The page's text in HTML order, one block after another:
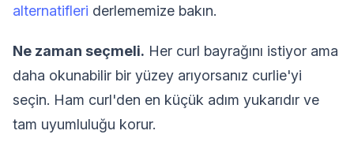
alternatifleri derlememize bakın.
Ne zaman seçmeli. Her curl bayrağını istiyor ama
daha okunabilir bir yüzey arıyorsanız curlie'yi
seçin. Ham curl'den en küçük adım yukarıdır ve
tam uyumluluğu korur.